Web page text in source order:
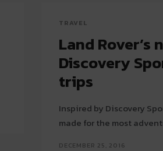
TRAVEL
Land
Discovery
trips
Inspired by Discovery
made for the most
DECEMBER 25, 2016